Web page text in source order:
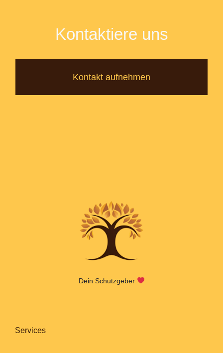
Kontaktiere uns
Kontakt aufnehmen
Dein Schutzgeber
Services